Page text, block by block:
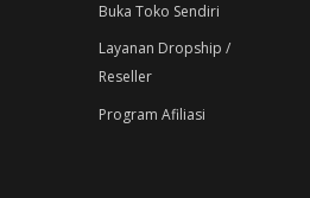
Buka Toko Sendiri
Layanan Dropship /
Reseller
Program Afiliasi